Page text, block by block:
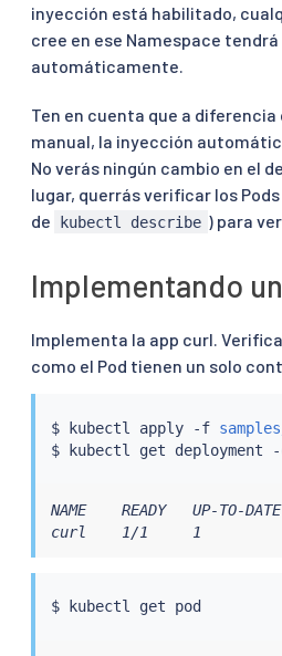
inyección está habilitado,
cree en ese Namespace
automáticamente.
Ten en cuenta que a diferencia
manual, la inyección
No verás ningún cambio en el
lugar, querrás verificar los
de
kubectl describe ) para
Implementando
Implementa la app curl.
como el Pod tienen un solo
$ kubectl apply -f
$ kubectl
NAME    READY   UP-TO-
curl    1/1     1
$ kubectl